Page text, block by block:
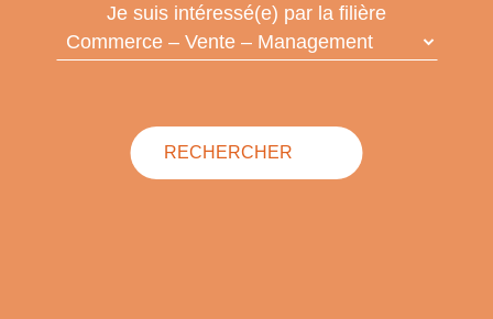
Je suis intéressé(e) par la filière
RECHERCHER